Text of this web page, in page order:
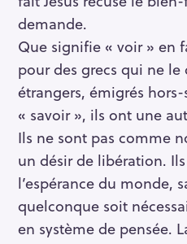
demande.
Que signifie « voir » en
pour des grecs qui ne le
étrangers, émigrés hors-
« savoir », ils ont une
Ils ne sont pas comme
un désir de libération.
l’espérance du monde,
quelconque soit
en système de pensée.